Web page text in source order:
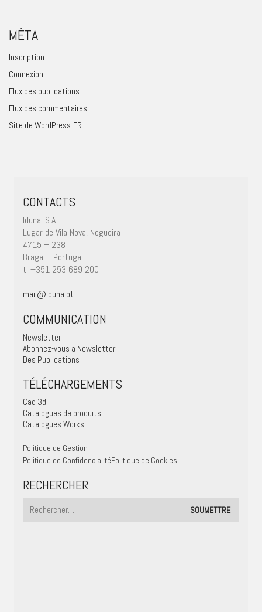
MÉTA
Inscription
Connexion
Flux des publications
Flux des commentaires
Site de WordPress-FR
CONTACTS
Iduna, S.A.
Lugar de Vila Nova, Nogueira
4715 – 238
Braga – Portugal
t. +351 253 689 200
mail@iduna.pt
COMMUNICATION
Newsletter
Abonnez-vous a Newsletter
Des Publications
TÉLÉCHARGEMENTS
Cad 3d
Catalogues de produits
Catalogues Works
Politique de Gestion
Politique de ConfidencialitéPolitique de Cookies
RECHERCHER